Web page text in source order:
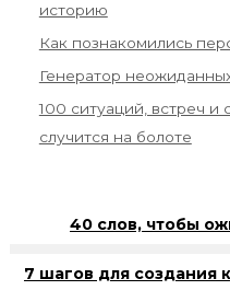
историю
Как познакомились
Генератор
100 ситуаций, встреч и
случится на болоте
40 слов, чтобы
7 шагов для создания